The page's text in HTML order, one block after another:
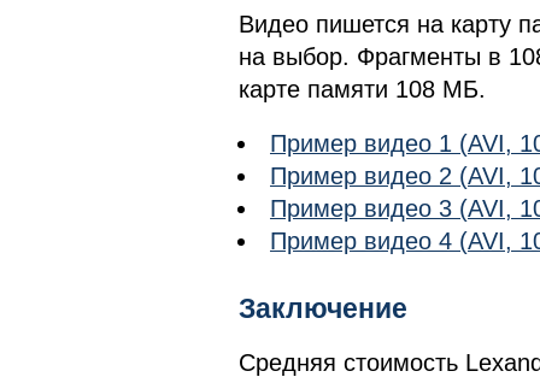
Видео пишется на карту
на выбор. Фрагменты в
карте памяти 108 МБ.
Пример видео 1 (AVI,
Пример видео 2 (AVI,
Пример видео 3 (AVI,
Пример видео 4 (AVI,
Заключение
Средняя стоимость